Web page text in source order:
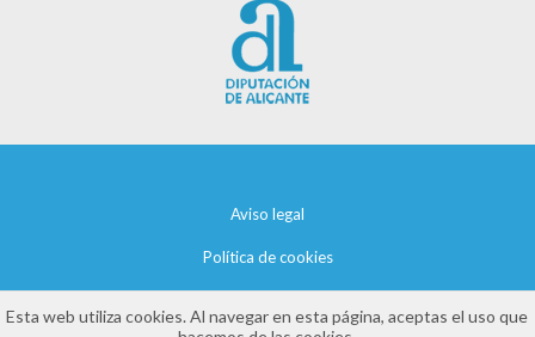
Aviso legal
Política de cookies
Esta web utiliza cookies. Al navegar en esta página, aceptas el uso que